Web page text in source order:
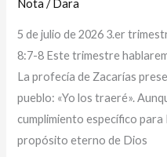
Nota / Dara
5 de julio de 2026 3.er
8:7-8 Este trimestre
La profecía de Zacarías
pueblo: «Yo los traeré».
cumplimiento específico para
propósito eterno de Dios